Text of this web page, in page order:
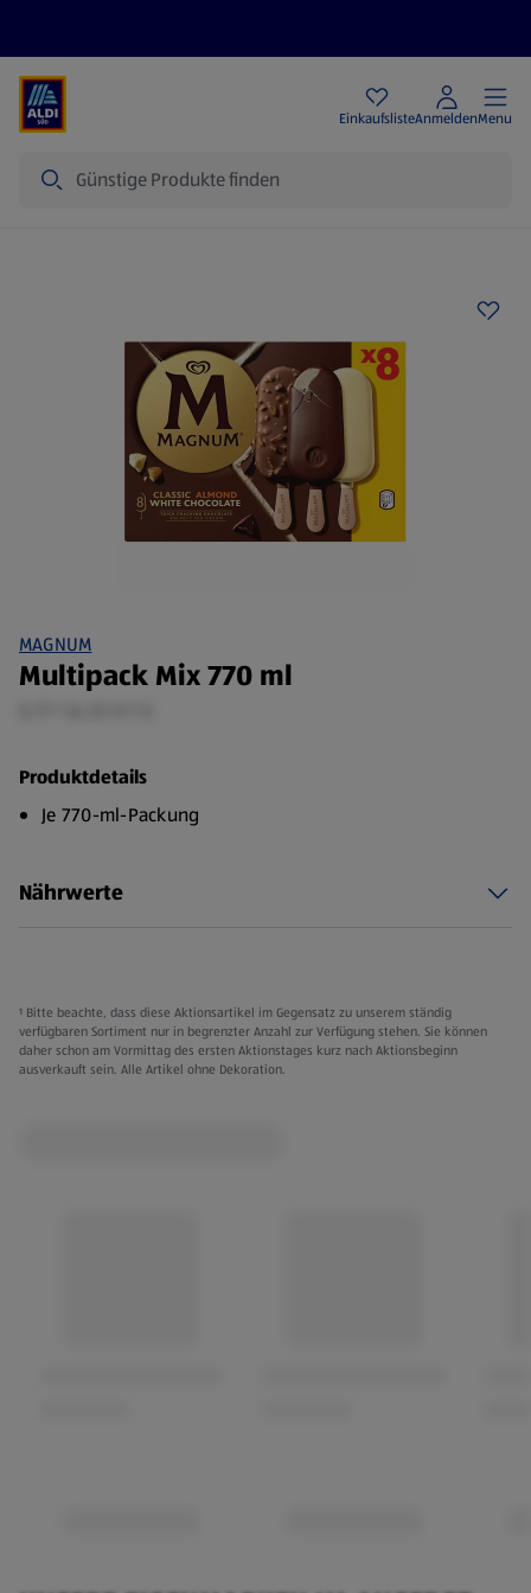
EinkaufslisteAnmeldenMenu
MAGNUM
Multipack Mix 770 ml
Produktdetails
Je 770-ml-Packung
Nährwerte
¹ Bitte beachte, dass diese Aktionsartikel im Gegensatz zu unserem ständig
verfügbaren Sortiment nur in begrenzter Anzahl zur Verfügung stehen. Sie können
daher schon am Vormittag des ersten Aktionstages kurz nach Aktionsbeginn
ausverkauft sein. Alle Artikel ohne Dekoration.